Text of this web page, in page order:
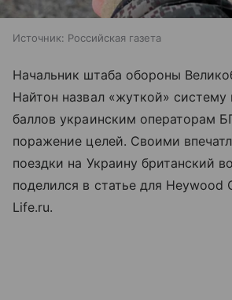
Источник: Российская газета
Начальник штаба обороны
Найтон назвал «жуткой» систему
баллов украинским операторам
поражение целей. Своими
поездки на Украину британский
поделился в статье для Heywood
Life.ru.